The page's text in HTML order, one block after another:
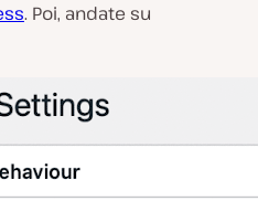
. Poi, andate su